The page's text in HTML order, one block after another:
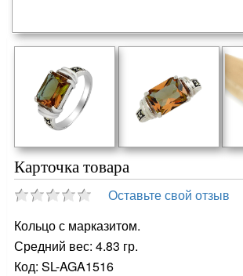
Карточка товара
Оставьте свой отзыв
Кольцо с марказитом.
Средний вес: 4.83 гр.
Код: SL-AGA1516